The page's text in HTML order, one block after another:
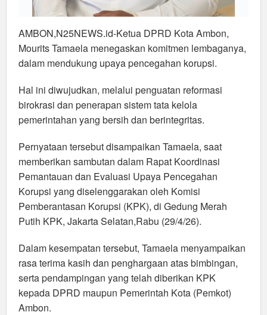
AMBON,N25NEWS.id-Ketua DPRD Kota Ambon,
Mourits Tamaela menegaskan komitmen lembaganya,
dalam mendukung upaya pencegahan korupsi.
Hal ini diwujudkan, melalui penguatan reformasi
birokrasi dan penerapan sistem tata kelola
pemerintahan yang bersih dan berintegritas.
Pernyataan tersebut disampaikan Tamaela, saat
memberikan sambutan dalam Rapat Koordinasi
Pemantauan dan Evaluasi Upaya Pencegahan
Korupsi yang diselenggarakan oleh Komisi
Pemberantasan Korupsi (KPK), di Gedung Merah
Putih KPK, Jakarta Selatan,Rabu (29/4/26).
Dalam kesempatan tersebut, Tamaela menyampaikan
rasa terima kasih dan penghargaan atas bimbingan,
serta pendampingan yang telah diberikan KPK
kepada DPRD maupun Pemerintah Kota (Pemkot)
Ambon.